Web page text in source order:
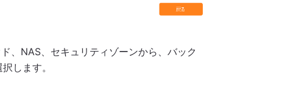
、NAS、セキュリティゾーンから、バック
します。